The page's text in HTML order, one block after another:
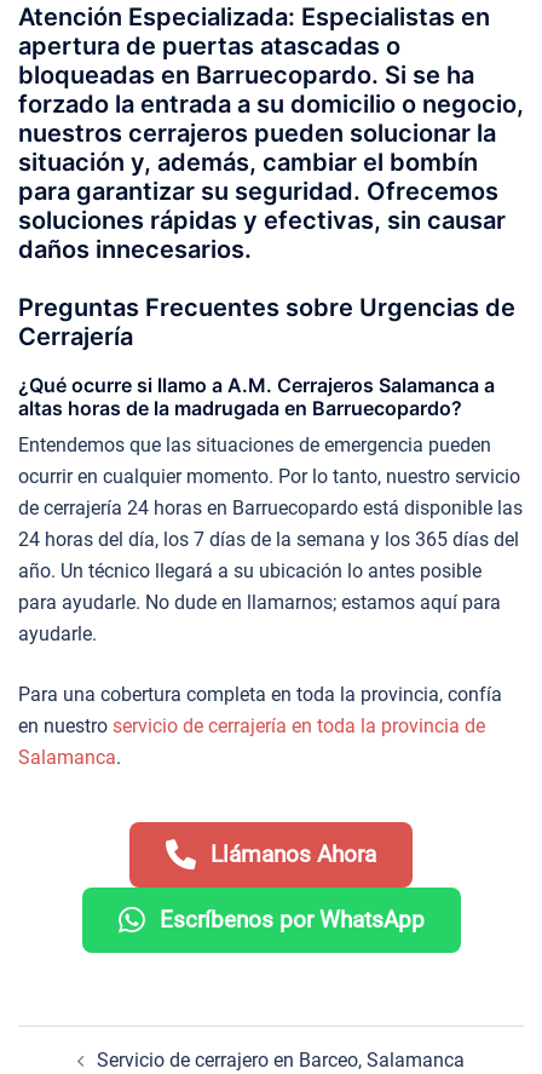
Atención Especializada: Especialistas en
apertura de puertas atascadas o
bloqueadas en Barruecopardo. Si se ha
forzado la entrada a su domicilio o negocio,
nuestros cerrajeros pueden solucionar la
situación y, además, cambiar el bombín
para garantizar su seguridad. Ofrecemos
soluciones rápidas y efectivas, sin causar
daños innecesarios.
Preguntas Frecuentes sobre Urgencias de
Cerrajería
¿Qué ocurre si llamo a A.M. Cerrajeros Salamanca a
altas horas de la madrugada en Barruecopardo?
Entendemos que las situaciones de emergencia pueden
ocurrir en cualquier momento. Por lo tanto, nuestro servicio
de cerrajería 24 horas en Barruecopardo está disponible las
24 horas del día, los 7 días de la semana y los 365 días del
año. Un técnico llegará a su ubicación lo antes posible
para ayudarle. No dude en llamarnos; estamos aquí para
ayudarle.
Para una cobertura completa en toda la provincia, confía
en nuestro servicio de cerrajería en toda la provincia de
Salamanca.
Llámanos Ahora
Escríbenos por WhatsApp
Servicio de cerrajero en Barceo, Salamanca